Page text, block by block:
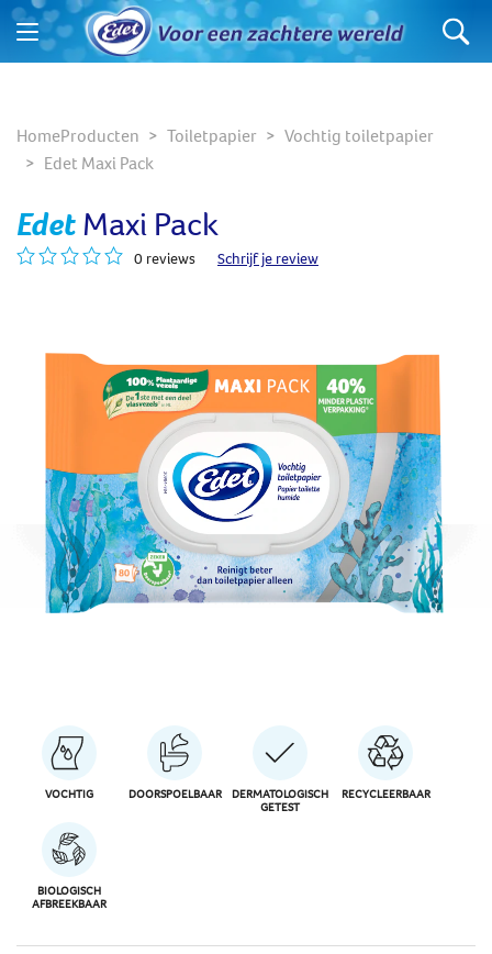
HomeProducten Toiletpapier
Vochtig toiletpapier
Edet Maxi Pack
EdetMaxi Pack
0 reviews Schrijf je review
VOCHTIG DOORSPOELBAAR
DERMATOLOGISCH
GETEST
RECYCLEERBAAR
BIOLOGISCH
AFBREEKBAAR